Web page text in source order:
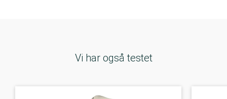
Vi har også testet